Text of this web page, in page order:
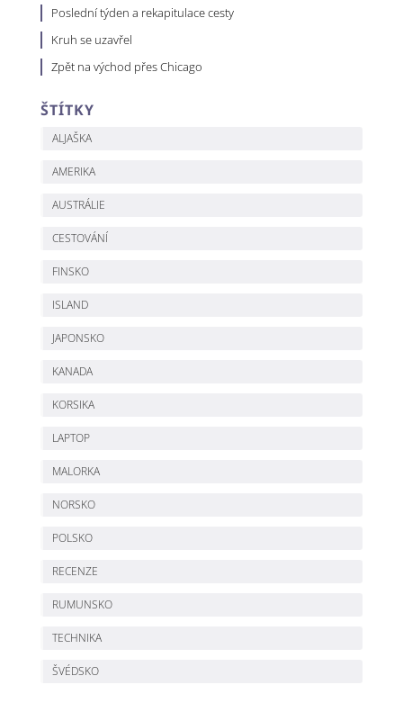
Poslední týden a rekapitulace cesty
Kruh se uzavřel
Zpět na východ přes Chicago
ŠTÍTKY
ALJAŠKA
AMERIKA
AUSTRÁLIE
CESTOVÁNÍ
FINSKO
ISLAND
JAPONSKO
KANADA
KORSIKA
LAPTOP
MALORKA
NORSKO
POLSKO
RECENZE
RUMUNSKO
TECHNIKA
ŠVÉDSKO